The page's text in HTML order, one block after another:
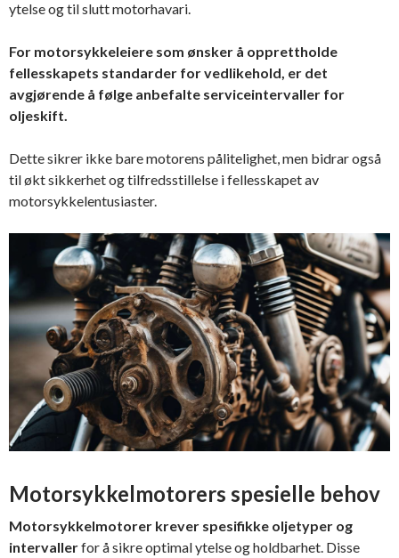
ytelse og til slutt motorhavari.
For motorsykkeleiere som ønsker å opprettholde
fellesskapets standarder for vedlikehold, er det
avgjørende å følge anbefalte serviceintervaller for
oljeskift.
Dette sikrer ikke bare motorens pålitelighet, men bidrar også
til økt sikkerhet og tilfredsstillelse i fellesskapet av
motorsykkelentusiaster.
Motorsykkelmotorers spesielle behov
Motorsykkelmotorer krever spesifikke oljetyper og
intervallerfor å sikre optimal ytelse og holdbarhet. Disse